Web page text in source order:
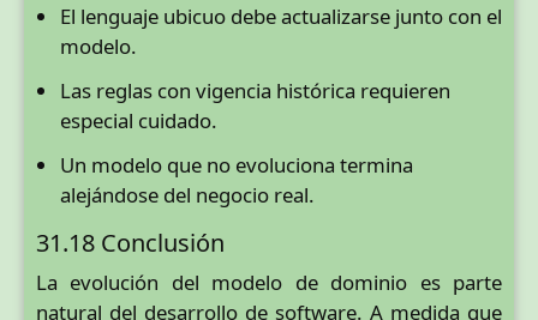
El lenguaje ubicuo debe actualizarse junto con el
modelo.
Las reglas con vigencia histórica requieren
especial cuidado.
Un modelo que no evoluciona termina
alejándose del negocio real.
31.18 Conclusión
La evolución del modelo de dominio es parte
natural del desarrollo de software. A medida que